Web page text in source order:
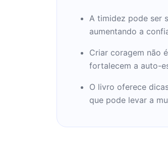
A timidez pode ser
aumentando a
Criar coragem não
fortalecem a auto-
O livro oferece
que pode levar a